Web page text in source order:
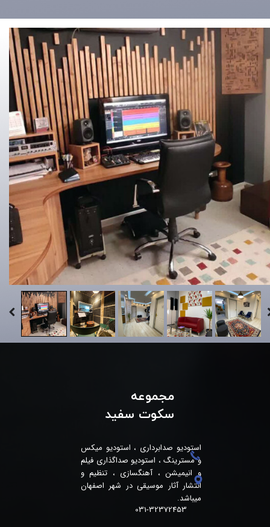
مجموعه
سکوت سفید
استودیو صدابرداری ، استودیو میکس
و مسترینگ ، استودیو صداگذاری فیلم
و انیمیشن ، آهنگسازی ، تنظیم و
انتشار آثار موسیقی در شهر اصفهان
میباشد.
031-32372453